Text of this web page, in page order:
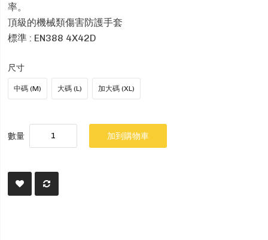
率。
頂級的機械類傷害防護手套
標準 : EN388 4X42D
尺寸
中碼 (M) 大碼 (L) 加大碼 (XL)
數量 加到購物車